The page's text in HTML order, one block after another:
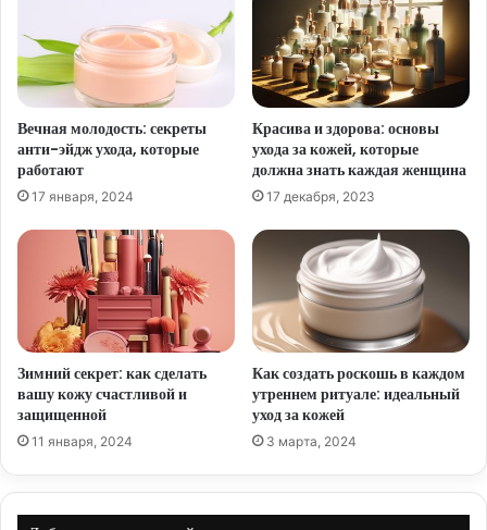
Вечная молодость: секреты
анти-эйдж ухода, которые
работают
17 января, 2024
Красива и здорова: основы
ухода за кожей, которые
должна знать каждая женщина
17 декабря, 2023
Зимний секрет: как сделать
вашу кожу счастливой и
защищенной
11 января, 2024
Как создать роскошь в каждом
утреннем ритуале: идеальный
уход за кожей
3 марта, 2024